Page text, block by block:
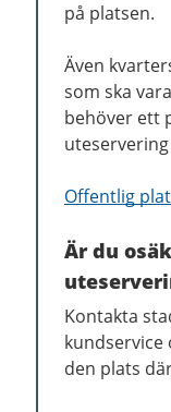
på platsen.
Även
som ska
behöver ett
Offentlig
Är du
Kontakta
kundservice
den plats